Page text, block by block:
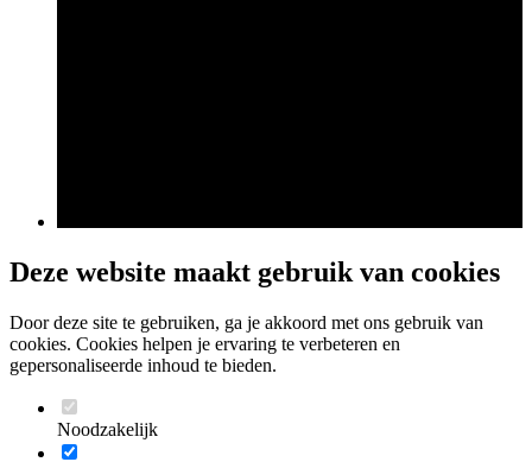
Deze website maakt gebruik van cookies
Door deze site te gebruiken, ga je akkoord met ons gebruik van
cookies. Cookies helpen je ervaring te verbeteren en
gepersonaliseerde inhoud te bieden.
Noodzakelijk